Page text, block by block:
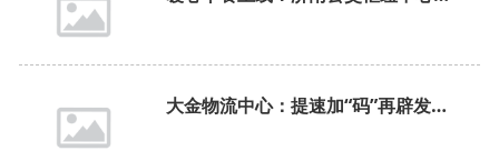
大金物流中心：提速加“码”再辟发展新路径